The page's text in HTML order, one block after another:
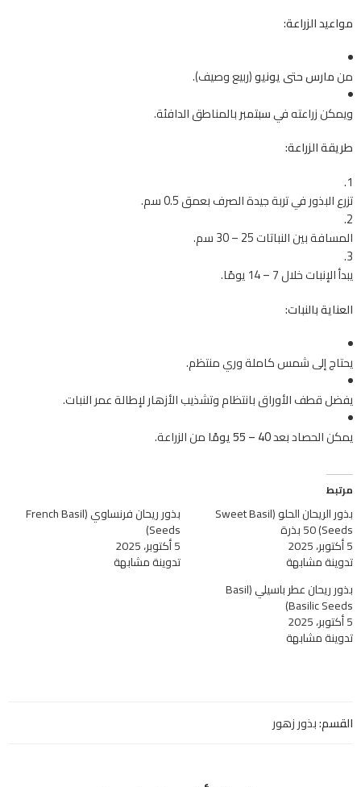
مواعيد الزراعة:
منمارس حتى يونيو(ربيع وصيف).
ويمكن زراعته فيسبتمبربالمناطق الدافئة.
طريقة الزراعة:
تزرع البذور في تربة جيدة الصرف بعمق 0.5 سم.
المسافة بين النباتات 25 – 30 سم.
يبدأ الإنبات خلال 7 – 14 يومًا.
العناية بالنبات:
يحتاج إلى شمس كاملة وري منتظم.
يفضل قطف الأوراق بانتظام وتشذيب الأزهار لإطالة عمر النبات.
يمكن الحصاد بعد40 – 55 يومًا من الزراعة.
مرتبط
بذور الريحان الحلو (Sweet Basil
Seeds) 50 بذرة
5 أكتوبر، 2025
تدوينة مشابهة
بذور ريحان فرنساوي (French Basil
Seeds)
5 أكتوبر، 2025
تدوينة مشابهة
بذور ريحان عطر باسيلي (Basil
Basilic Seeds)
5 أكتوبر، 2025
تدوينة مشابهة
القسم:بذور زهور